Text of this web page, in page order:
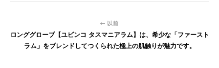
以前
ロンググローブ【ユビンコ タスマニアラム】は、希少な「ファースト
ラム」をブレンドしてつくられた極上の肌触りが魅力です。